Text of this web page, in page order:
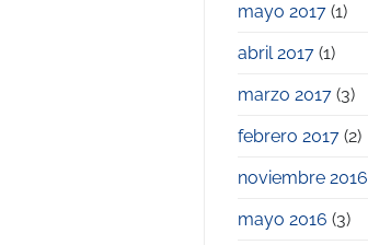
mayo 2017(1)
abril 2017(1)
marzo 2017(3)
febrero 2017(2)
noviembre 2016
mayo 2016 (3)